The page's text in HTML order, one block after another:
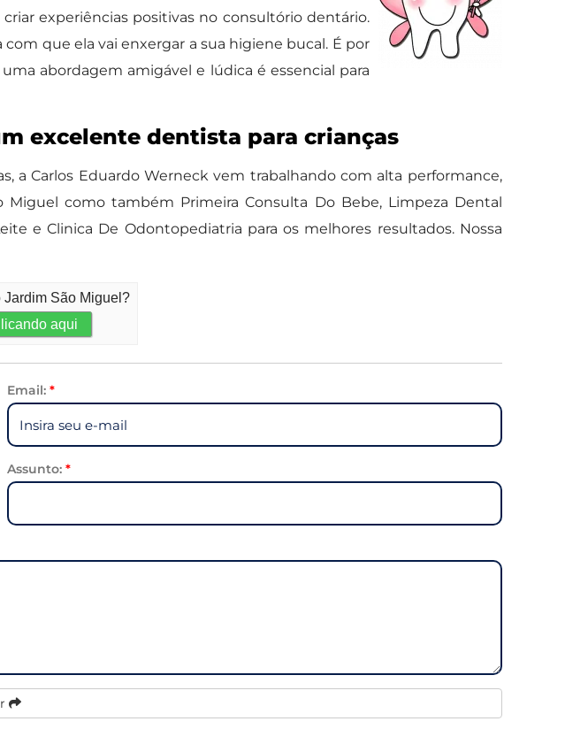
experiências positivas no consultório dentário.
que ela vai enxergar a sua higiene bucal. É por
abordagem amigável e lúdica é essencial para
excelente dentista para crianças
a Carlos Eduardo Werneck vem trabalhando com alta performance,
como também Primeira Consulta Do Bebe, Limpeza Dental
e Clinica De Odontopediatria para os melhores resultados. Nossa
Jardim São Miguel?
aqui
Email: *
Assunto: *